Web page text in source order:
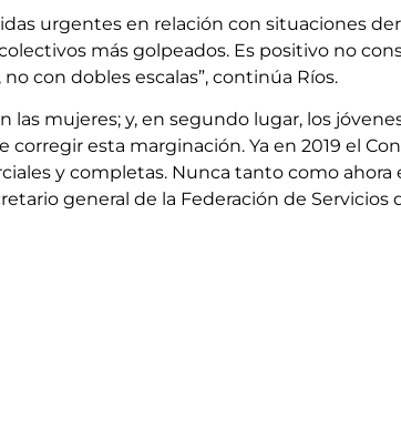
urgentes en relación con situaciones
más golpeados. Es positivo no
con dobles escalas”, continúa Ríos.
las mujeres; y, en segundo lugar, los
esta marginación. Ya en 2019 el
y completas. Nunca tanto como
general de la Federación de Servicios